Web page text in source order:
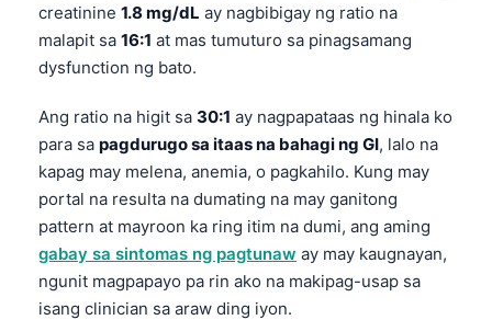
creatinine 1.8 mg/dL ay nagbibigay ng ratio na
malapit sa 16:1 at mas tumuturo sa pinagsamang
dysfunction ng bato.
Ang ratio na higit sa 30:1 ay nagpapataas ng hinala ko
para sa pagdurugo sa itaas na bahagi ng GI, lalo na
kapag may melena, anemia, o pagkahilo. Kung may
portal na resulta na dumating na may ganitong
pattern at mayroon ka ring itim na dumi, ang aming
gabay sa sintomas ng pagtunaw ay may kaugnayan,
ngunit magpapayo pa rin ako na makipag-usap sa
isang clinician sa araw ding iyon.
Magyar
Shqip
বাংলা
اردو
मराठी
తెలుగు
ગુજરાતી
ಕನ್ನಡ